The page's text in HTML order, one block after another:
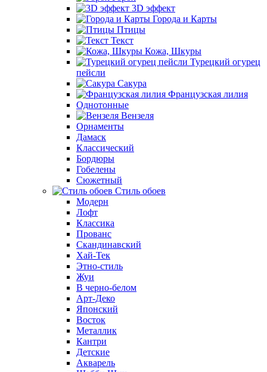
3D эффект
Города и Карты
Птицы
Текст
Кожа, Шкуры
Турецкий огурец
пейсли
Сакура
Французская лилия
Однотонные
Вензеля
Орнаменты
Дамаск
Классический
Бордюры
Гобелены
Сюжетный
Стиль обоев
Модерн
Лофт
Классика
Прованс
Скандинавский
Хай-Тек
Этно-стиль
Жуи
В черно-белом
Арт-Деко
Японский
Восток
Металлик
Кантри
Детские
Акварель